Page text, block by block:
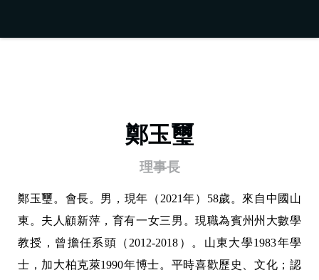
鄭玉璽
理事長
鄭玉璽。會長。男，現年（2021年）58歲。來自中國山
東。夫人顧新萍，育有一女三男。現職為賓州州大數學
教授，曾擔任系頭（2012-2018）。山東大學1983年學
士，加大柏克萊1990年博士。平時喜歡歷史、文化；認